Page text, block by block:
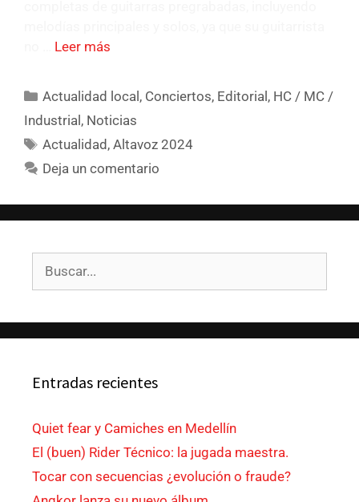
Leer más
Actualidad local , Conciertos, Editorial , HC / MC /
Industrial , Noticias
Actualidad ,Altavoz 2024
Deja un comentario
Entradas recientes
Quiet fear y Camiches en Medellín
El (buen) Rider Técnico: la jugada maestra.
Tocar con secuencias ¿evolución o fraude?